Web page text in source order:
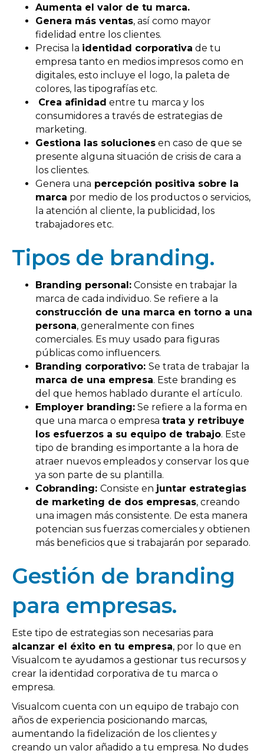
Aumenta el valor de tu marca.
Genera más ventas, así como mayor
fidelidad entre los clientes.
Precisa la identidad corporativa de tu
empresa tanto en medios impresos como en
digitales, esto incluye el logo, la paleta de
colores, las tipografías etc.
Crea afinidad entre tu marca y los
consumidores a través de estrategias de
marketing.
Gestiona las soluciones en caso de que se
presente alguna situación de crisis de cara a
los clientes.
Genera una percepción positiva sobre la
marca por medio de los productos o servicios,
la atención al cliente, la publicidad, los
trabajadores etc.
Tipos de branding.
Branding personal: Consiste en trabajar la
marca de cada individuo. Se refiere a la
construcción de una marca en torno a una
persona, generalmente con fines
comerciales. Es muy usado para figuras
públicas como influencers.
Branding corporativo: Se trata de trabajar la
marca de una empresa. Este branding es
del que hemos hablado durante el artículo.
Employer branding: Se refiere a la forma en
que una marca o empresa trata y retribuye
los esfuerzos a su equipo de trabajo. Este
tipo de branding es importante a la hora de
atraer nuevos empleados y conservar los que
ya son parte de su plantilla.
Cobranding: Consiste en juntar estrategias
de marketing de dos empresas, creando
una imagen más consistente. De esta manera
potencian sus fuerzas comerciales y obtienen
más beneficios que si trabajarán por separado.
Gestión de branding
para empresas.
Este tipo de estrategias son necesarias para
alcanzar el éxito en tu empresa, por lo que en
Visualcom te ayudamos a gestionar tus recursos y
crear la identidad corporativa de tu marca o
empresa.
Visualcom cuenta con un equipo de trabajo con
años de experiencia posicionando marcas,
aumentando la fidelización de los clientes y
creando un valor añadido a tu empresa. No dudes